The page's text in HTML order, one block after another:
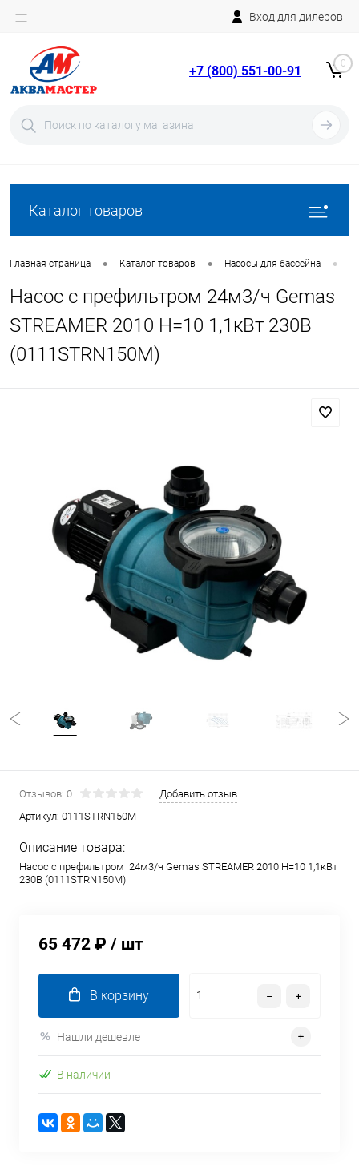
Вход для дилеров
+7 (800) 551-00-91 0
Каталог товаров
Главная страница • Каталог товаров • Насосы для бассейна •
Насос с префильтром 24м3/ч Gemas
STREAMER 2010 Н=10 1,1кВт 230В
(0111STRN150M)
Отзывов: 0
Добавить отзыв
Артикул: 0111STRN150M
Описание товара:
Насос с префильтром 24м3/ч Gemas STREAMER 2010 Н=10 1,1кВт
230В (0111STRN150M)
65 472 ₽ / шт
В корзину
Нашли дешевле
В наличии